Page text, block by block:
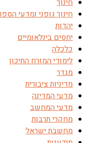
חינוך
חינוך גופני ומדעי
יהדות
יחסים בינלאומיים
כלכלה
לימודי המזרח התיכון
מגדר
מדיניות ציבורית
מדעי המדינה
מדעי המחשב
מחקרי תרבות
מחשבת ישראל